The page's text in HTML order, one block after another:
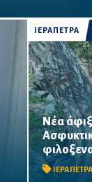
ΙΕΡΑΠΕΤΡΑ
Νέα
Δύο νέες
πίεση στο